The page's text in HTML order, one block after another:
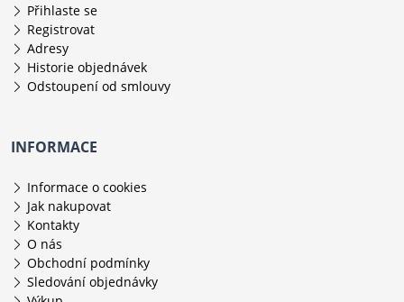
Přihlaste se
Registrovat
Adresy
Historie objednávek
Odstoupení od smlouvy
INFORMACE
Informace o cookies
Jak nakupovat
Kontakty
O nás
Obchodní podmínky
Sledování objednávky